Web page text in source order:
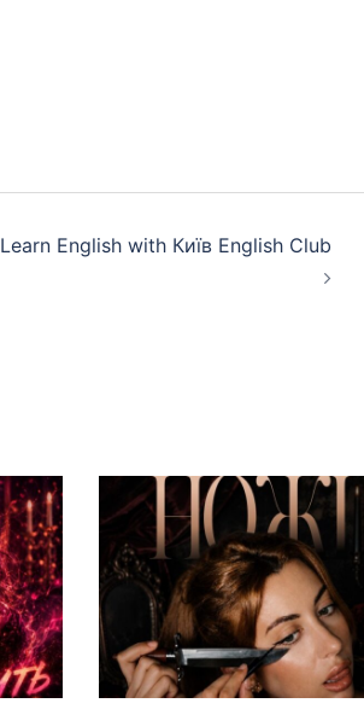
Learn English with Київ English Club